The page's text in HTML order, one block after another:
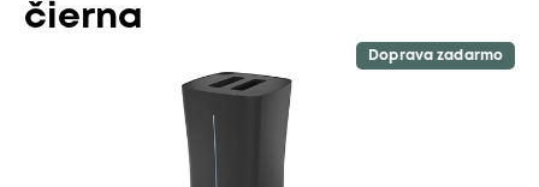
čierna
Doprava zadarmo